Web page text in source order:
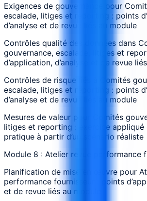
Exigences de gouvernance pour
escalade, litiges et reporting : points
d’analyse et de revue liés au module
Contrôles qualité des données dans
gouvernance, escalade, litiges et
d’application, d’analyse et de revue
Contrôles de risque liés à Comités
escalade, litiges et reporting : points
d’analyse et de revue liés au module
Mesures de valeur pour Comités
litiges et reporting : exercice appliqué
pratique à partir d’un scénario réaliste
Module 8 : Atelier revue performance
Planification de mise en œuvre pour
performance fournisseur : points
et de revue liés au module